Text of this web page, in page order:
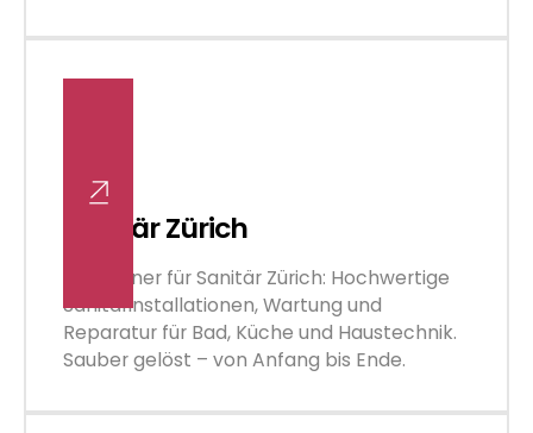
Sanitär Zürich
Ihr Partner für Sanitär Zürich: Hochwertige
Sanitärinstallationen, Wartung und
Reparatur für Bad, Küche und Haustechnik.
Sauber gelöst – von Anfang bis Ende.